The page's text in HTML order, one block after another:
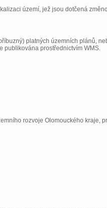
území, jež jsou dotčená
platných územních plánů,
publikována prostřednictvím WMS.
rozvoje Olomouckého kraje,